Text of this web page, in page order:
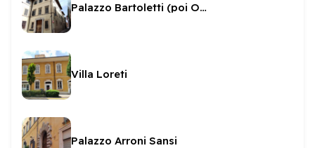
Palazzo Bartoletti (poi Onofri)
Villa Loreti
Palazzo Arroni Sansi